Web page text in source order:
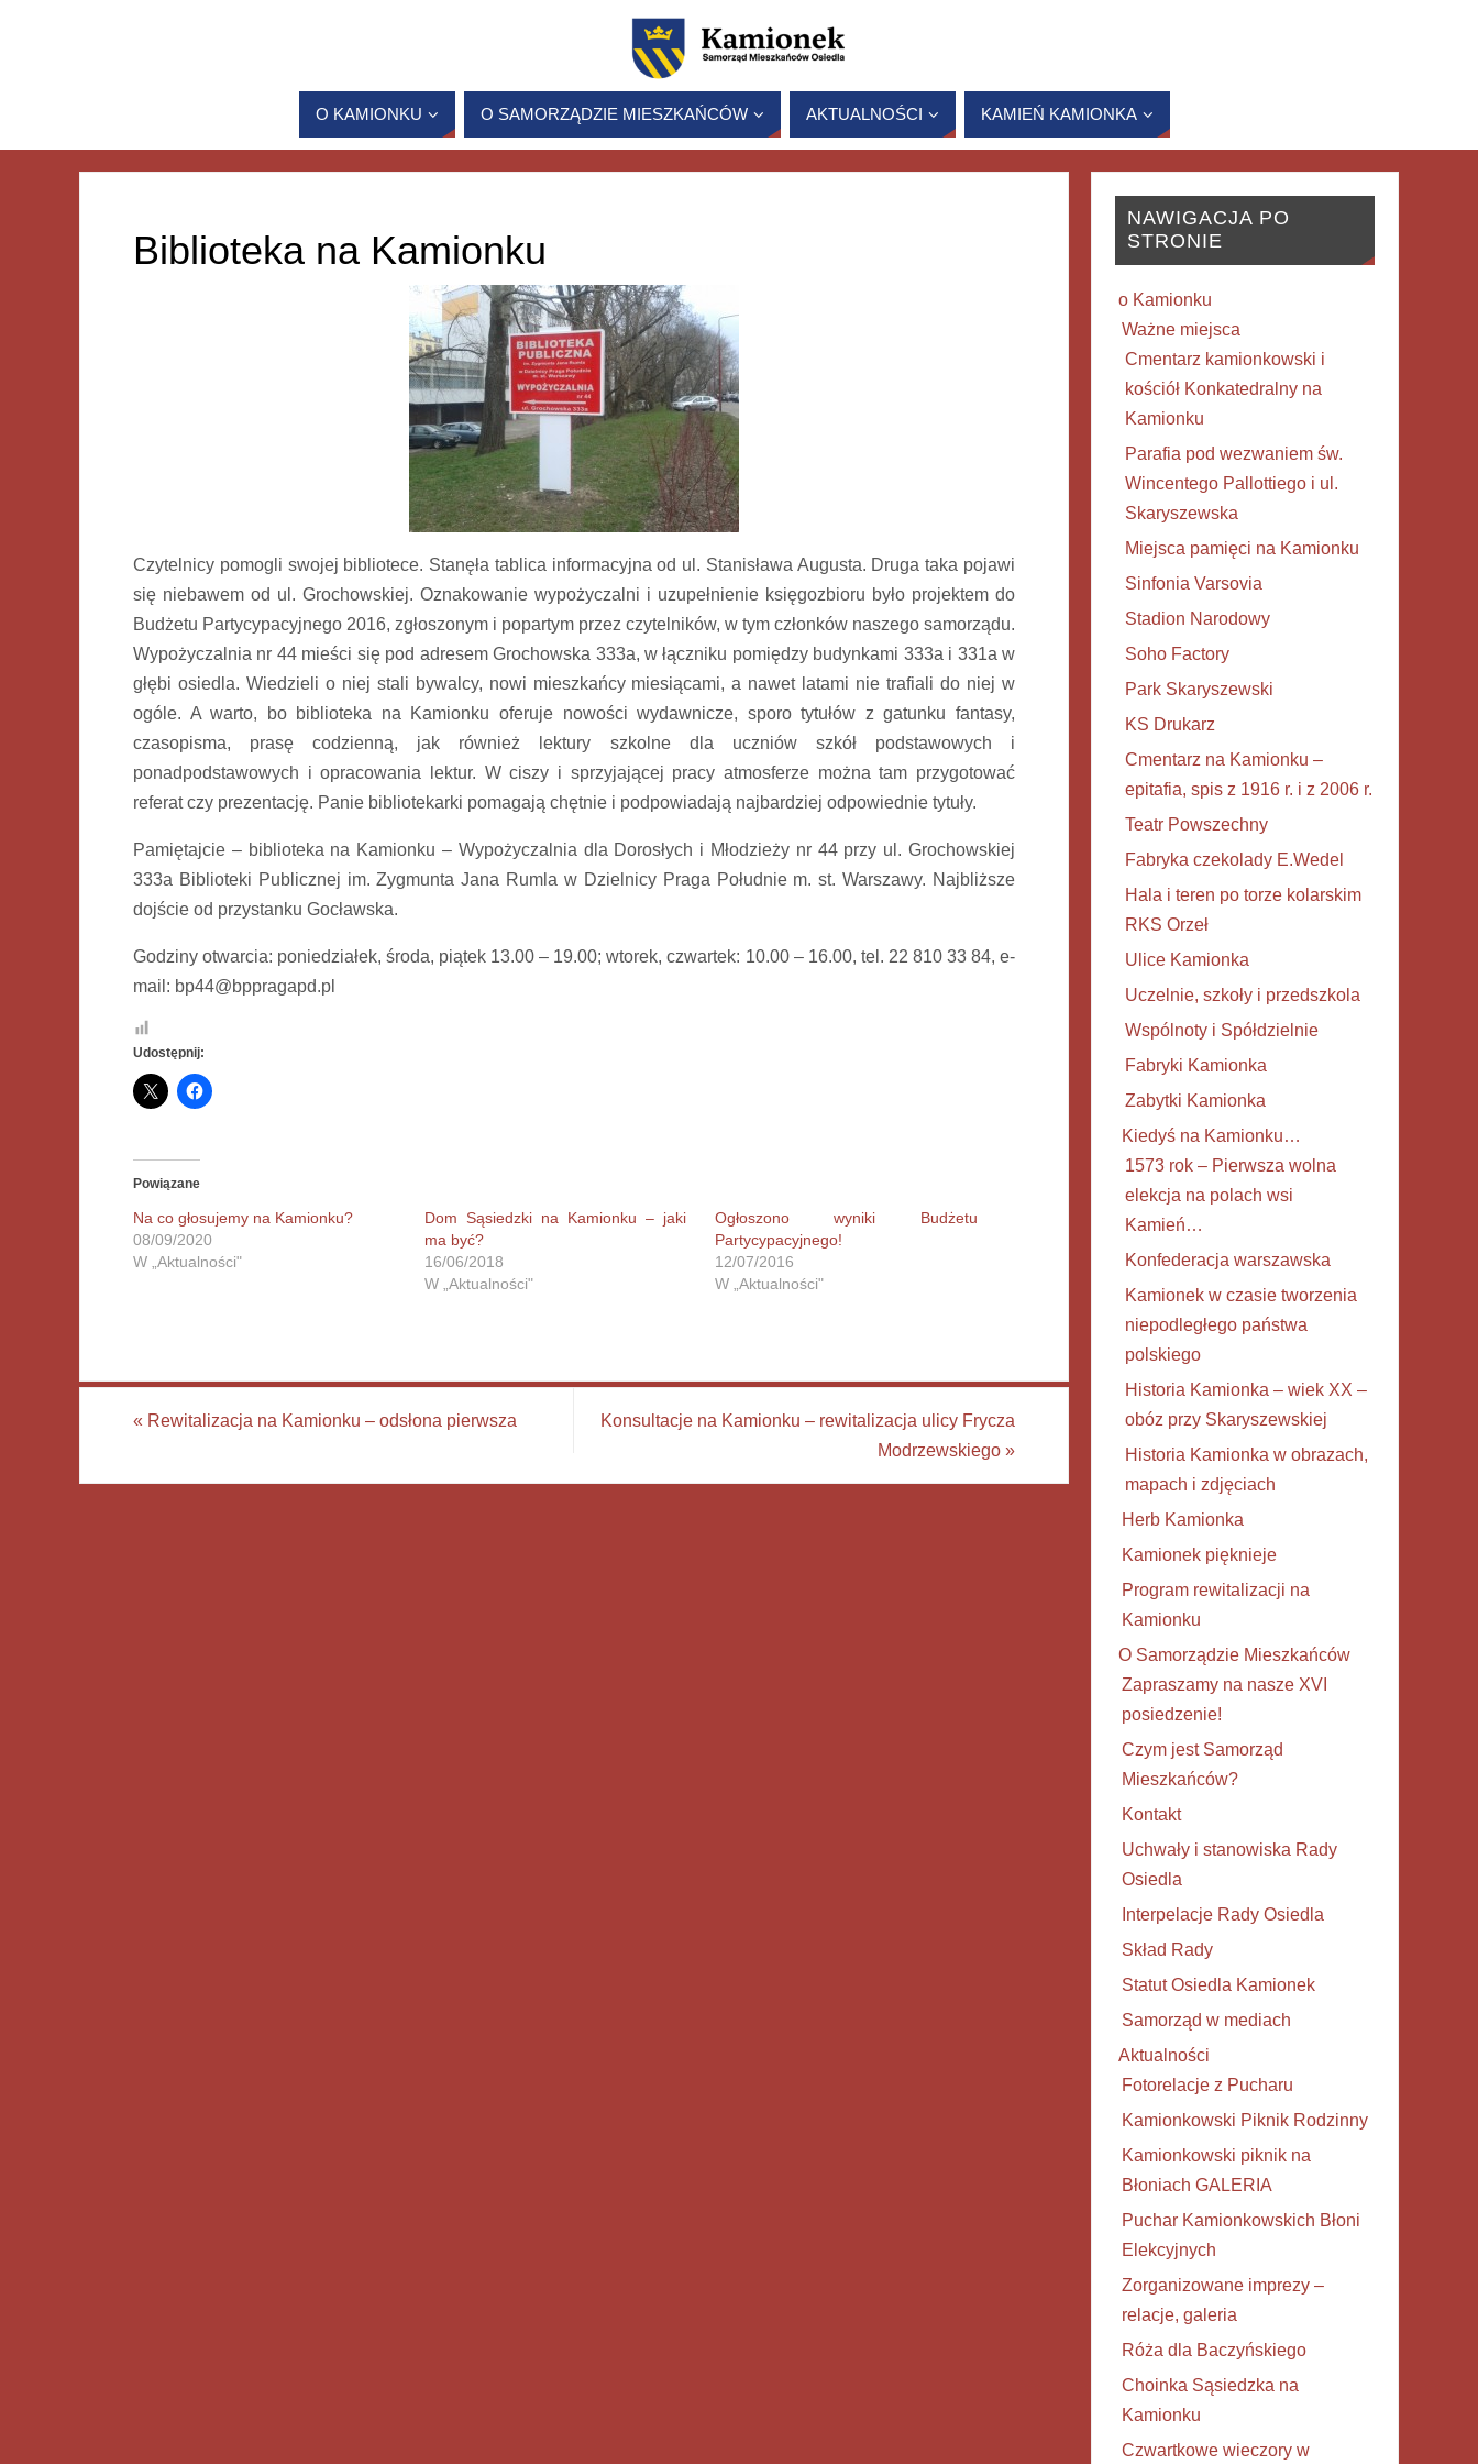
O KAMIONKU O SAMORZĄDZIE MIESZKAŃCÓW AKTUALNOŚCI KAMIEŃ KAMIONKA
Biblioteka na Kamionku
Czytelnicy pomogli swojej bibliotece. Stanęła tablica informacyjna od ul. Stanisława Augusta. Druga taka pojawi
się niebawem od ul. Grochowskiej. Oznakowanie wypożyczalni i uzupełnienie księgozbioru było projektem do
Budżetu Partycypacyjnego 2016, zgłoszonym i popartym przez czytelników, w tym członków naszego samorządu.
Wypożyczalnia nr 44 mieści się pod adresem Grochowska 333a, w łączniku pomiędzy budynkami 333a i 331a w
głębi osiedla. Wiedzieli o niej stali bywalcy, nowi mieszkańcy miesiącami, a nawet latami nie trafiali do niej w
ogóle. A warto, bo biblioteka na Kamionku oferuje nowości wydawnicze, sporo tytułów z gatunku fantasy,
czasopisma, prasę codzienną, jak również lektury szkolne dla uczniów szkół podstawowych i
ponadpodstawowych i opracowania lektur. W ciszy i sprzyjającej pracy atmosferze można tam przygotować
referat czy prezentację. Panie bibliotekarki pomagają chętnie i podpowiadają najbardziej odpowiednie tytuły.
Pamiętajcie – biblioteka na Kamionku – Wypożyczalnia dla Dorosłych i Młodzieży nr 44 przy ul. Grochowskiej
333a Biblioteki Publicznej im. Zygmunta Jana Rumla w Dzielnicy Praga Południe m. st. Warszawy. Najbliższe
dojście od przystanku Gocławska.
Godziny otwarcia: poniedziałek, środa, piątek 13.00 – 19.00; wtorek, czwartek: 10.00 – 16.00, tel. 22 810 33 84, e-
mail: bp44@bppragapd.pl
Udostępnij:
Powiązane
Na co głosujemy na Kamionku?
08/09/2020
W „Aktualności"
Dom Sąsiedzki na Kamionku – jaki
ma być?
16/06/2018
W „Aktualności"
Ogłoszono wyniki Budżetu
Partycypacyjnego!
12/07/2016
W „Aktualności"
« Rewitalizacja na Kamionku – odsłona pierwsza
Konsultacje na Kamionku – rewitalizacja ulicy Frycza
Modrzewskiego »
NAWIGACJA PO
STRONIE
o Kamionku
Ważne miejsca
Cmentarz kamionkowski i
kościół Konkatedralny na
Kamionku
Parafia pod wezwaniem św.
Wincentego Pallottiego i ul.
Skaryszewska
Miejsca pamięci na Kamionku
Sinfonia Varsovia
Stadion Narodowy
Soho Factory
Park Skaryszewski
KS Drukarz
Cmentarz na Kamionku –
epitafia, spis z 1916 r. i z 2006 r.
Teatr Powszechny
Fabryka czekolady E.Wedel
Hala i teren po torze kolarskim
RKS Orzeł
Ulice Kamionka
Uczelnie, szkoły i przedszkola
Wspólnoty i Spółdzielnie
Fabryki Kamionka
Zabytki Kamionka
Kiedyś na Kamionku…
1573 rok – Pierwsza wolna
elekcja na polach wsi
Kamień…
Konfederacja warszawska
Kamionek w czasie tworzenia
niepodległego państwa
polskiego
Historia Kamionka – wiek XX –
obóz przy Skaryszewskiej
Historia Kamionka w obrazach,
mapach i zdjęciach
Herb Kamionka
Kamionek pięknieje
Program rewitalizacji na
Kamionku
O Samorządzie Mieszkańców
Zapraszamy na nasze XVI
posiedzenie!
Czym jest Samorząd
Mieszkańców?
Kontakt
Uchwały i stanowiska Rady
Osiedla
Interpelacje Rady Osiedla
Skład Rady
Statut Osiedla Kamionek
Samorząd w mediach
Aktualności
Fotorelacje z Pucharu
Kamionkowski Piknik Rodzinny
Kamionkowski piknik na
Błoniach GALERIA
Puchar Kamionkowskich Błoni
Elekcyjnych
Zorganizowane imprezy –
relacje, galeria
Róża dla Baczyńskiego
Choinka Sąsiedzka na
Kamionku
Czwartkowe wieczory w